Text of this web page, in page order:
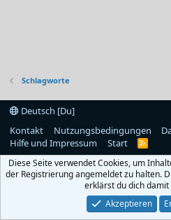
Schlagworte
Deutsch [Du]
Kontakt
Nutzungsbedingungen
Hilfe und Impressum
Start
R
S
Diese Seite verwendet Cookies, um
der Registrierung angemeldet zu halten.
erklärst du dich
Akzeptieren